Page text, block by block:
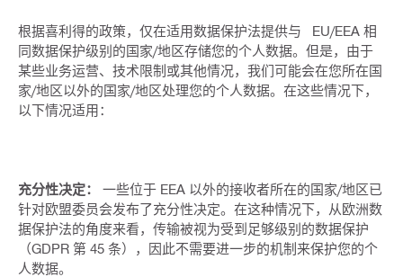
根据喜利得的政策，仅在适用数据保护法提供与 EU/EEA 相
同数据保护级别的国家/地区存储您的个人数据。但是，由于
某些业务运营、技术限制或其他情况，我们可能会在您所在国
家/地区以外的国家/地区处理您的个人数据。在这些情况下，
以下情况适用：
充分性决定：
一些位于 EEA 以外的接收者所在的国家/地区已
针对欧盟委员会发布了充分性决定。在这种情况下，从欧洲数
据保护法的角度来看，传输被视为受到足够级别的数据保护
（GDPR 第 45 条），因此不需要进一步的机制来保护您的个
人数据。